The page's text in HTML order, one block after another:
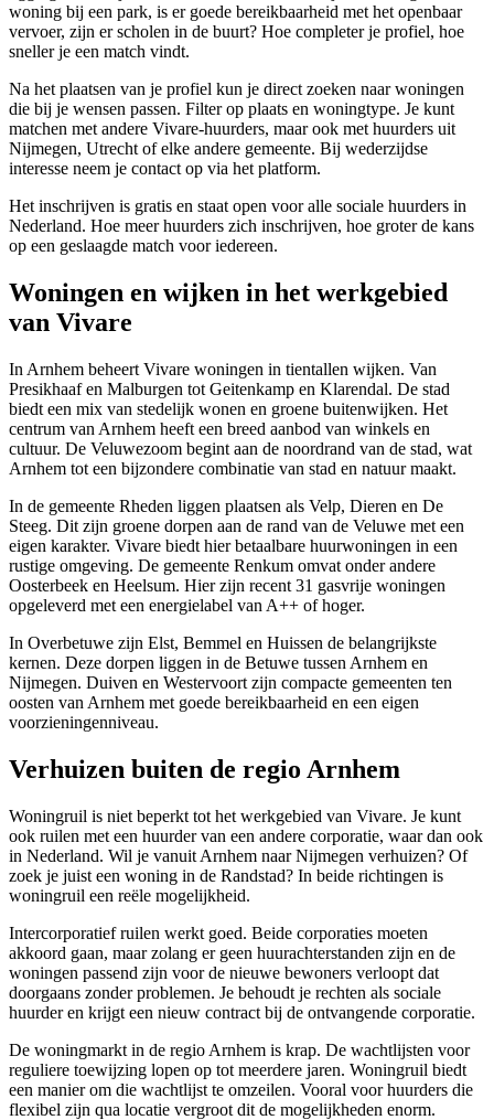
woning bij een park, is er goede bereikbaarheid met het openbaar
vervoer, zijn er scholen in de buurt? Hoe completer je profiel, hoe
sneller je een match vindt.
Na het plaatsen van je profiel kun je direct zoeken naar woningen
die bij je wensen passen. Filter op plaats en woningtype. Je kunt
matchen met andere Vivare-huurders, maar ook met huurders uit
Nijmegen, Utrecht of elke andere gemeente. Bij wederzijdse
interesse neem je contact op via het platform.
Het inschrijven is gratis en staat open voor alle sociale huurders in
Nederland. Hoe meer huurders zich inschrijven, hoe groter de kans
op een geslaagde match voor iedereen.
Woningen en wijken in het werkgebied
van Vivare
In Arnhem beheert Vivare woningen in tientallen wijken. Van
Presikhaaf en Malburgen tot Geitenkamp en Klarendal. De stad
biedt een mix van stedelijk wonen en groene buitenwijken. Het
centrum van Arnhem heeft een breed aanbod van winkels en
cultuur. De Veluwezoom begint aan de noordrand van de stad, wat
Arnhem tot een bijzondere combinatie van stad en natuur maakt.
In de gemeente Rheden liggen plaatsen als Velp, Dieren en De
Steeg. Dit zijn groene dorpen aan de rand van de Veluwe met een
eigen karakter. Vivare biedt hier betaalbare huurwoningen in een
rustige omgeving. De gemeente Renkum omvat onder andere
Oosterbeek en Heelsum. Hier zijn recent 31 gasvrije woningen
opgeleverd met een energielabel van A++ of hoger.
In Overbetuwe zijn Elst, Bemmel en Huissen de belangrijkste
kernen. Deze dorpen liggen in de Betuwe tussen Arnhem en
Nijmegen. Duiven en Westervoort zijn compacte gemeenten ten
oosten van Arnhem met goede bereikbaarheid en een eigen
voorzieningenniveau.
Verhuizen buiten de regio Arnhem
Woningruil is niet beperkt tot het werkgebied van Vivare. Je kunt
ook ruilen met een huurder van een andere corporatie, waar dan ook
in Nederland. Wil je vanuit Arnhem naarNijmegen verhuizen? Of
zoek je juist een woning in de Randstad? In beide richtingen is
woningruil een reële mogelijkheid.
Intercorporatief ruilen werkt goed. Beide corporaties moeten
akkoord gaan, maar zolang er geen huurachterstanden zijn en de
woningen passend zijn voor de nieuwe bewoners verloopt dat
doorgaans zonder problemen. Je behoudt je rechten als sociale
huurder en krijgt een nieuw contract bij de ontvangende corporatie.
De woningmarkt in de regio Arnhem is krap. De wachtlijsten voor
reguliere toewijzing lopen op tot meerdere jaren. Woningruil biedt
een manier om die wachtlijst te omzeilen. Vooral voor huurders die
flexibel zijn qua locatie vergroot dit de mogelijkheden enorm.